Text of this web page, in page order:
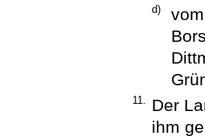
d)
11. Der
ihm